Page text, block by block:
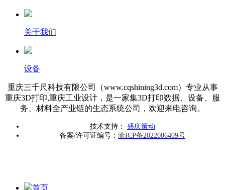
关于我们
设备
重庆三千尺科技有限公司（www.cqshining3d.com）专业从事
重庆3D打印,重庆工业设计，是一家集3D打印数据、设备、服
务、材料全产业链的生态系统公司，欢迎来电咨询。
技术支持： 盛庆策动
备案/许可证编号： 渝ICP备2022006409号
首页